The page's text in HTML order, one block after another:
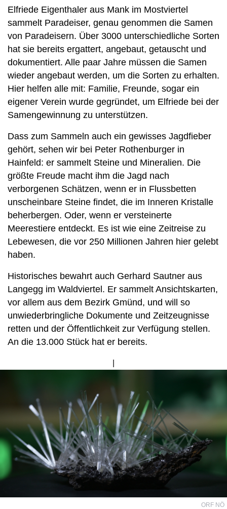
Elfriede Eigenthaler aus Mank im Mostviertel
sammelt Paradeiser, genau genommen die Samen
von Paradeisern. Über 3000 unterschiedliche Sorten
hat sie bereits ergattert, angebaut, getauscht und
dokumentiert. Alle paar Jahre müssen die Samen
wieder angebaut werden, um die Sorten zu erhalten.
Hier helfen alle mit: Familie, Freunde, sogar ein
eigener Verein wurde gegründet, um Elfriede bei der
Samengewinnung zu unterstützen.
Dass zum Sammeln auch ein gewisses Jagdfieber
gehört, sehen wir bei Peter Rothenburger in
Hainfeld: er sammelt Steine und Mineralien. Die
größte Freude macht ihm die Jagd nach
verborgenen Schätzen, wenn er in Flussbetten
unscheinbare Steine findet, die im Inneren Kristalle
beherbergen. Oder, wenn er versteinerte
Meerestiere entdeckt. Es ist wie eine Zeitreise zu
Lebewesen, die vor 250 Millionen Jahren hier gelebt
haben.
Historisches bewahrt auch Gerhard Sautner aus
Langegg im Waldviertel. Er sammelt Ansichtskarten,
vor allem aus dem Bezirk Gmünd, und will so
unwiederbringliche Dokumente und Zeitzeugnisse
retten und der Öffentlichkeit zur Verfügung stellen.
An die 13.000 Stück hat er bereits.
Bild
ORF NÖ